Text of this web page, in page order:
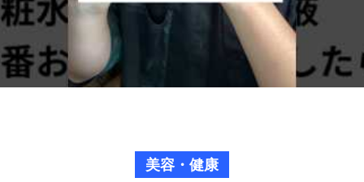
美容・健康